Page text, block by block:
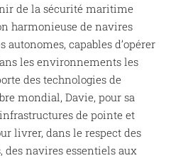
de la sécurité maritime
harmonieuse de navires
autonomes, capables d’opérer
les environnements les
des technologies de
mondial, Davie, pour sa
de pointe et
livrer, dans le respect des
des navires essentiels aux